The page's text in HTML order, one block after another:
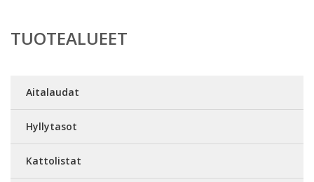
TUOTEALUEET
Aitalaudat
Hyllytasot
Kattolistat